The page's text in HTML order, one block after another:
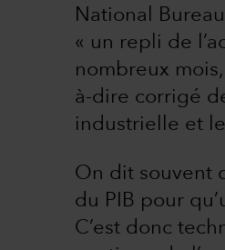
National
« un repli de
nombreux
à-dire corrigé
industrielle et
On dit souvent
du PIB pour
C’est donc